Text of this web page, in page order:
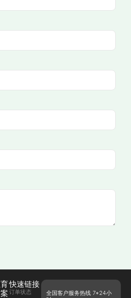
快速链接
订单状态
全国客户服务热线 7*24小